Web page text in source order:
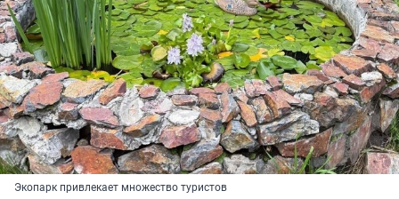
Экопарк привлекает множество туристов